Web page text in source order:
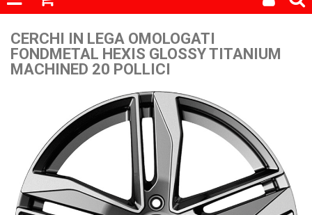
CERCHI IN LEGA OMOLOGATI
FONDMETAL HEXIS GLOSSY TITANIUM
MACHINED 20 POLLICI